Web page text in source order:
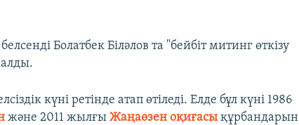
Болатбек Біләлов та "бейбіт митинг өткізу
күні ретінде атап өтіледі. Елде бұл күні 1986
және 2011 жылғыЖаңаөзен оқиғасы құрбандарын